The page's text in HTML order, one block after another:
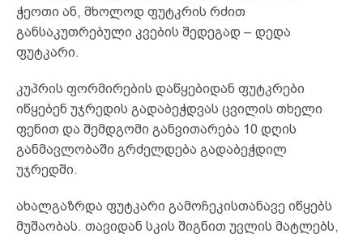
ჭეოთი ან, მხოლოდ ფუტკრის რძით
განსაკუთრებული კვების შედეგად – დედა
ფუტკარი.
კუპრის ფორმირების დაწყებიდან ფუტკრები
იწყებენ უჯრედის გადაბეჭდვას ცვილის თხელი
ფენით და შემდგომი განვითარება 10 დღის
განმავლობაში გრძელდება გადაბეჭდილ
უჯრედში.
ახალგაზრდა ფუტკარი გამოჩეკისთანავე იწყებს
მუშაობას. თავიდან სკის შიგნით უვლის მატლებს,